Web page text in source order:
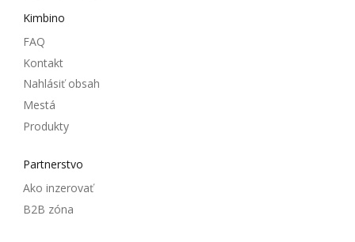
Kimbino
FAQ
Kontakt
Nahlásiť obsah
Mestá
Produkty
Partnerstvo
Ako inzerovať
B2B zóna